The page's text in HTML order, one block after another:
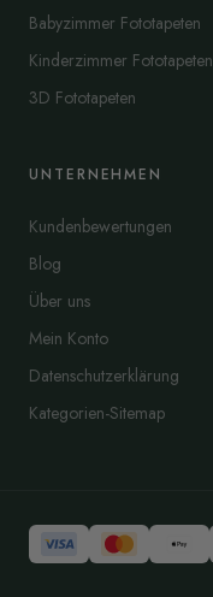
Babyzimmer Fototapeten
Kinderzimmer Fototapeten
3D Fototapeten
UNTERNEHMEN
Kundenbewertungen
Blog
Über uns
Mein Konto
Datenschutzerklärung
Kategorien-Sitemap